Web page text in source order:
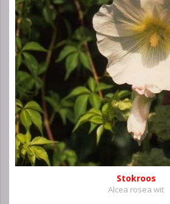
Stokroos
Alcea rosea wit